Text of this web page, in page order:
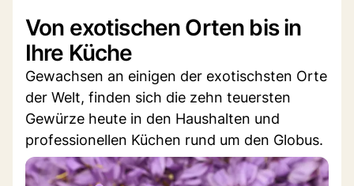
Von exotischen Orten bis in
Ihre Küche
Gewachsen an einigen der exotischsten Orte
der Welt, finden sich die zehn teuersten
Gewürze heute in den Haushalten und
professionellen Küchen rund um den Globus.